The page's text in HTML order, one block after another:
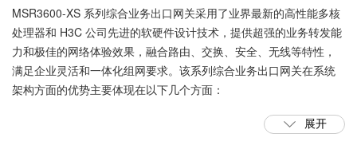
MSR3600-XS 系列综合业务出口网关采用了业界最新的高性能多核
处理器和 H3C 公司先进的软硬件设计技术，提供超强的业务转发能
力和极佳的网络体验效果，融合路由、交换、安全、无线等特性，
满足企业灵活和一体化组网要求。该系列综合业务出口网关在系统
架构方面的优势主要体现在以下几个方面：
展开